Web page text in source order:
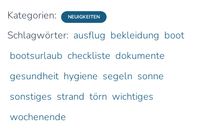
Kategorien: NEUIGKEITEN
Schlagwörter: ausflug bekleidung boot
bootsurlaub checkliste dokumente
gesundheit hygiene segeln sonne
sonstiges strand törn wichtiges
wochenende